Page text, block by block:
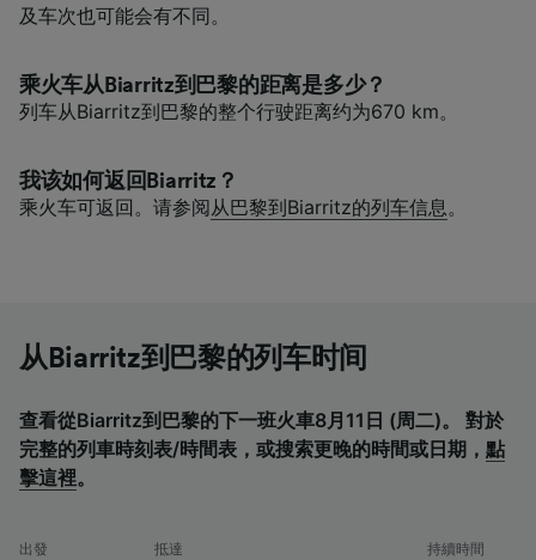
及车次也可能会有不同。
乘火车从Biarritz到巴黎的距离是多少？
列车从Biarritz到巴黎的整个行驶距离约为670 km。
我该如何返回Biarritz？
乘火车可返回。请参阅从巴黎到Biarritz的列车信息。
从Biarritz到巴黎的列车时间
查看從Biarritz到巴黎的下一班火車8月11日 (周二)。 對於
完整的列車時刻表/時間表，或搜索更晚的時間或日期， 點
擊這裡。
出發 抵達 持續時間